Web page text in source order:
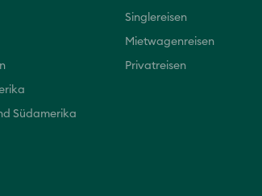
Südamerika
Singlereisen
Mietwagenreisen
Privatreisen